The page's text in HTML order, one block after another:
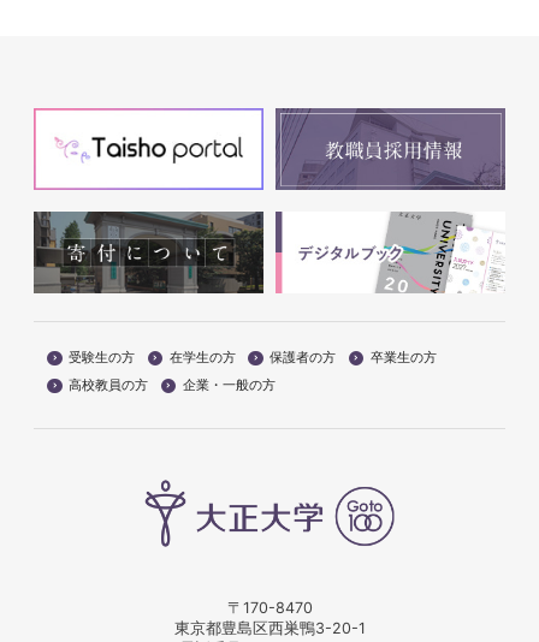
受験生の方 在学生の方 保護者の方
卒業生の方
高校教員の方
企業・一般の方
〒170-8470
東京都豊島区西巣鴨3-20-1